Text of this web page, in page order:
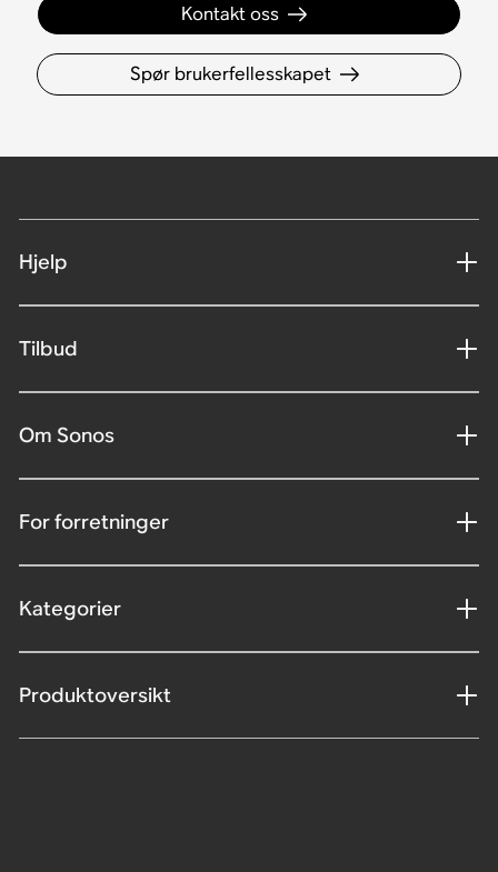
Kontakt oss
Spør brukerfellesskapet
Hjelp
Tilbud
Om Sonos
For forretninger
Kategorier
Produktoversikt